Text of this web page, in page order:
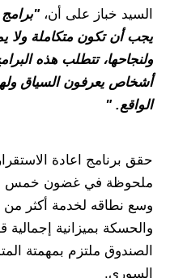
السيد خباز على أن،"برامج
يجب أن تكون متكاملة ولا
ولنجاحها، تتطلب هذه
أشخاص يعرفون السياق
الواقع. "
حقق برنامج اعادة
ملحوظة في غضون خمس
الصندوق ملتزم بمهمتة
السوري.